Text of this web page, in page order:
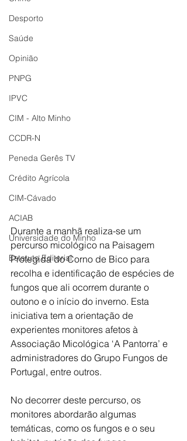
Desporto
Saúde
Opinião
PNPG
IPVC
CIM - Alto Minho
CCDR-N
Peneda Gerês TV
Crédito Agrícola
CIM-Cávado
ACIAB
Universidade do Minho
Estatuto Editorial
Durante a manhã realiza-se um
percurso micológico na Paisagem
Protegida do Corno de Bico para
recolha e identificação de espécies de
fungos que ali ocorrem durante o
outono e o início do inverno. Esta
iniciativa tem a orientação de
experientes monitores afetos à
Associação Micológica ‘A Pantorra’ e
administradores do Grupo Fungos de
Portugal, entre outros.
No decorrer deste percurso, os
monitores abordarão algumas
temáticas, como os fungos e o seu